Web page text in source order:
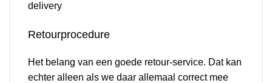
Retourprocedure
Het belang van een goede retour-service. Dat kan
echter alleen als we daar allemaal correct mee